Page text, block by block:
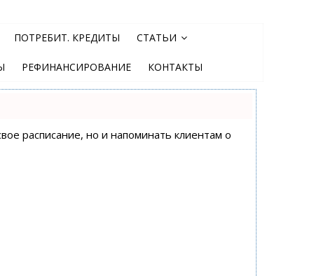
ПОТРЕБИТ. КРЕДИТЫ СТАТЬИ
РЕФИНАНСИРОВАНИЕ КОНТАКТЫ
расписание, но и напоминать клиентам о